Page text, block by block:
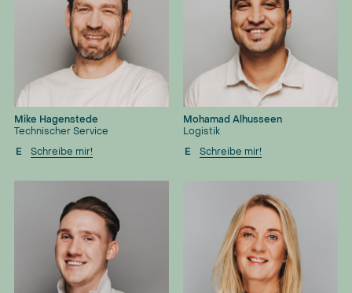
Mike Hagenstede
Technischer Service
E
Schreibe mir!
Mohamad Alhusseen
Logistik
E
Schreibe mir!